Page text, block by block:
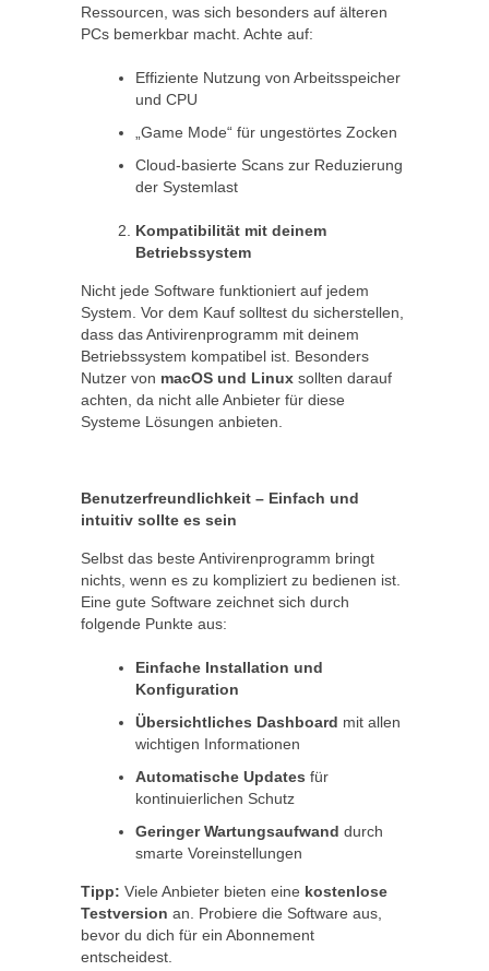
Ressourcen, was sich besonders auf älteren
PCs bemerkbar macht. Achte auf:
Effiziente Nutzung von Arbeitsspeicher
und CPU
„Game Mode“ für ungestörtes Zocken
Cloud-basierte Scans zur Reduzierung
der Systemlast
Kompatibilität mit deinem
Betriebssystem
Nicht jede Software funktioniert auf jedem
System. Vor dem Kauf solltest du sicherstellen,
dass das Antivirenprogramm mit deinem
Betriebssystem kompatibel ist. Besonders
Nutzer von macOS und Linux sollten darauf
achten, da nicht alle Anbieter für diese
Systeme Lösungen anbieten.
Benutzerfreundlichkeit – Einfach und
intuitiv sollte es sein
Selbst das beste Antivirenprogramm bringt
nichts, wenn es zu kompliziert zu bedienen ist.
Eine gute Software zeichnet sich durch
folgende Punkte aus:
Einfache Installation und
Konfiguration
Übersichtliches Dashboard mit allen
wichtigen Informationen
Automatische Updates für
kontinuierlichen Schutz
Geringer Wartungsaufwand durch
smarte Voreinstellungen
Tipp: Viele Anbieter bieten eine kostenlose
Testversion an. Probiere die Software aus,
bevor du dich für ein Abonnement
entscheidest.